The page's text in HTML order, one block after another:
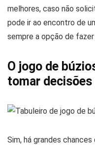
melhores, caso não
pode ir ao encontro de
sempre a opção de
O jogo de
tomar
Sim, há grandes